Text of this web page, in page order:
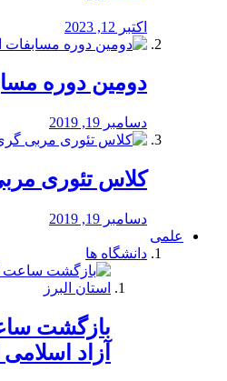
اکتبر 12, 2023
دومین دوره
دسامبر 19, 2019
کلاس تئوری مربی
دسامبر 19, 2019
علمی
دانشگاه ها
بازگشت
آزاد اسلامی